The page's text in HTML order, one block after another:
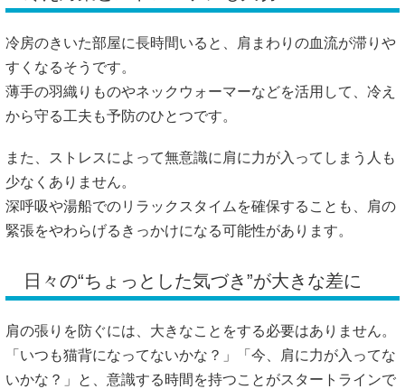
冷房のきいた部屋に長時間いると、肩まわりの血流が滞りや
すくなるそうです。
薄手の羽織りものやネックウォーマーなどを活用して、冷え
から守る工夫も予防のひとつです。
また、ストレスによって無意識に肩に力が入ってしまう人も
少なくありません。
深呼吸や湯船でのリラックスタイムを確保することも、肩の
緊張をやわらげるきっかけになる可能性があります。
日々の“ちょっとした気づき”が大きな差に
肩の張りを防ぐには、大きなことをする必要はありません。
「いつも猫背になってないかな？」「今、肩に力が入ってな
いかな？」と、意識する時間を持つことがスタートラインで